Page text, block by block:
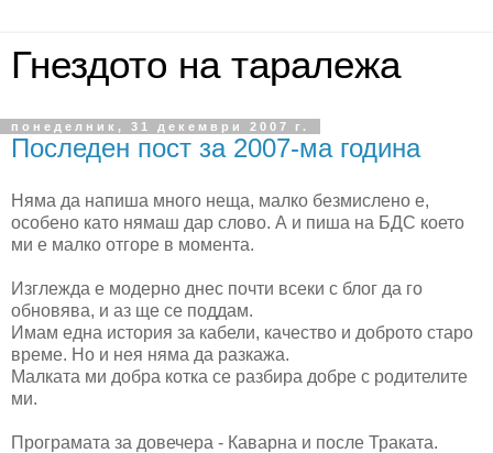
Гнездото на таралежа
понеделник, 31 декември 2007 г.
Последен пост за 2007-ма година
Няма да напиша много неща, малко безмислено е,
особено като нямаш дар слово. А и пиша на БДС което
ми е малко отгоре в момента.
Изглежда е модерно днес почти всеки с блог да го
обновява, и аз ще се поддам.
Имам една история за кабели, качество и доброто старо
време. Но и нея няма да разкажа.
Малката ми добра котка се разбира добре с родителите
ми.
Програмата за довечера - Каварна и после Траката.